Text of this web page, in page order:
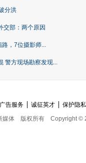
分洪
交部：两个原因
，7位摄影师...
警方现场勘察发现...
广告服务 诚征英才
保护隐
媒体
版权所有 Copyright ©